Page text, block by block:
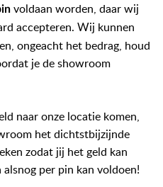
voldaan worden, daar wij
accepteren. Wij kunnen
ongeacht het bedrag, houd
je de showroom
naar onze locatie komen,
het dichtstbijzijnde
zodat jij het geld kan
per pin kan voldoen!